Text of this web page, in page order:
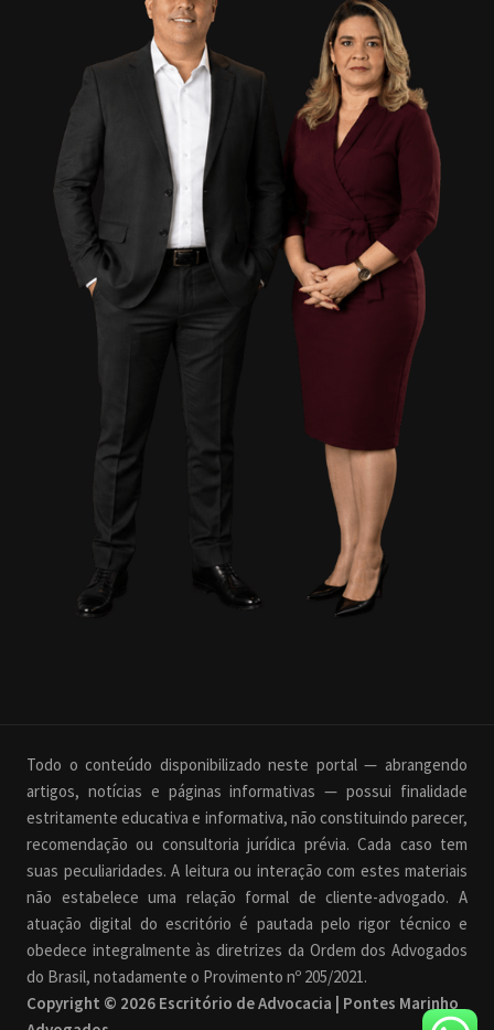
Todo o conteúdo disponibilizado neste portal — abrangendo
artigos, notícias e páginas informativas — possui finalidade
estritamente educativa e informativa, não constituindo parecer,
recomendação ou consultoria jurídica prévia. Cada caso tem
suas peculiaridades. A leitura ou interação com estes materiais
não estabelece uma relação formal de cliente-advogado. A
atuação digital do escritório é pautada pelo rigor técnico e
obedece integralmente às diretrizes da Ordem dos Advogados
do Brasil, notadamente o Provimento nº 205/2021.
Copyright © 2026 Escritório de Advocacia | Pontes Marinho